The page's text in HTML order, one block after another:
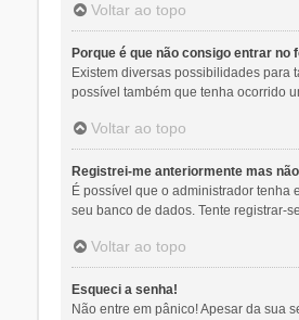
Voltar ao topo
Porque é que não consigo entrar no
Existem diversas possibilidades para
possível também que tenha ocorrido
Voltar ao topo
Registrei-me anteriormente mas
É possível que o administrador
seu banco de dados. Tente registrar-
Voltar ao topo
Esqueci a senha!
Não entre em pânico! Apesar da sua